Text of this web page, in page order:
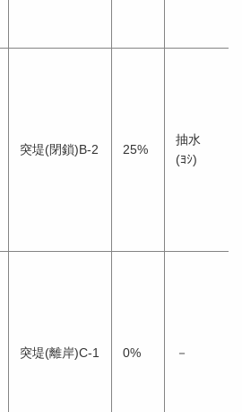
突堤(閉鎖)B-2 25%
抽水
(ﾖｼ)
突堤(離岸)C-1 0% －